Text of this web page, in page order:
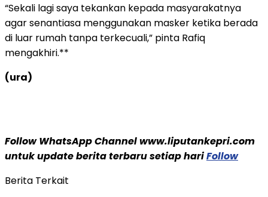
“Sekali lagi saya tekankan kepada masyarakatnya
agar senantiasa menggunakan masker ketika berada
di luar rumah tanpa terkecuali,” pinta Rafiq
mengakhiri.**
(ura)
Follow WhatsApp Channel www.liputankepri.com
untuk update berita terbaru setiap hariFollow
Berita Terkait